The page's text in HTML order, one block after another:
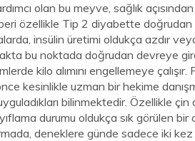
olan bu meyve, sağlık
özellikle Tip 2 diyabette doğrudan
insülin üretimi oldukça azdır
bu noktada doğrudan devreye
kilo alımını engellemeye
kesinlikle uzman bir hekime
bilinmektedir. Özellikle
durumu oldukça sık görülen
deneklere günde sadece iki